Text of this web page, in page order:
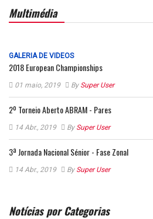
Multimédia
GALERIA DE VIDEOS
2018 European Championships
01 maio, 2019 By Super User
2º Torneio Aberto ABRAM - Pares
14 Abr., 2019 By Super User
3ª Jornada Nacional Sénior - Fase Zonal
14 Abr., 2019 By Super User
Notícias por Categorias